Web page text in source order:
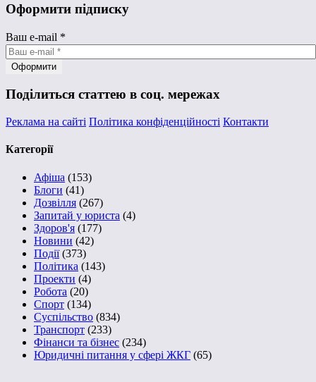
Оформити підписку
Ваш e-mail *
Поділиться статтею в соц. мережах
Реклама на сайті Політика конфіденційності Контакти
Категорії
Афіша (153)
Блоги (41)
Дозвілля (267)
Запитай у юриста (4)
Здоров'я (177)
Новини (42)
Події(373)
Політика (143)
Проекти (4)
Робота (20)
Спорт (134)
Суспільство (834)
Транспорт (233)
Фінанси та бізнес (234)
Юридичні питання у сфері ЖКГ (65)